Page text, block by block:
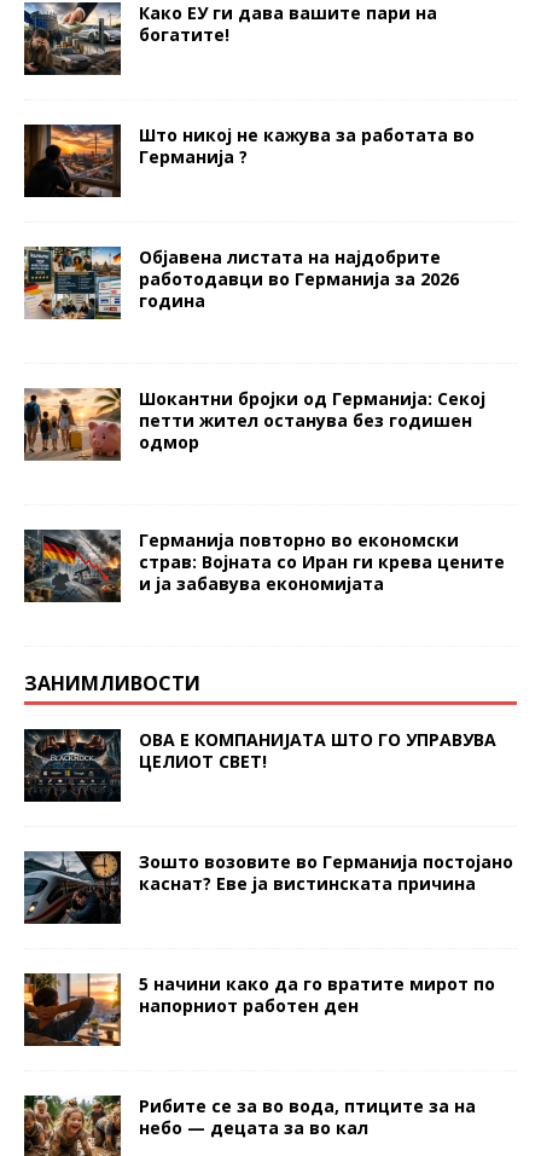
Како ЕУ ги дава вашите пари на
богатите!
Што никој не кажува за работата во
Германија ?
Објавена листата на најдобрите
работодавци во Германија за 2026
година
Шокантни бројки од Германија: Секој
петти жител останува без годишен
одмор
Германија повторно во економски
страв: Војната со Иран ги крева цените
и ја забавува економијата
ЗАНИМЛИВОСТИ
ОВА Е КОМПАНИЈАТА ШТО ГО УПРАВУВА
ЦЕЛИОТ СВЕТ!
Зошто возовите во Германија постојано
каснат? Еве ја вистинската причина
5 начини како да го вратите мирот по
напорниот работен ден
Рибите се за во вода, птиците за на
небо — децата за во кал